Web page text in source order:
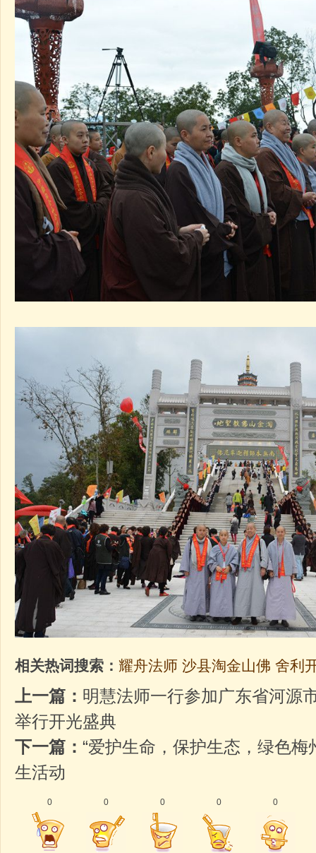
相关热词搜索： 耀舟法师 沙县淘金山佛 舍利
上一篇： 明慧法师一行参加广东省河源
举行开光盛典
下一篇： “爱护生命，保护生态，绿色
生活动
0 0 0 0 0